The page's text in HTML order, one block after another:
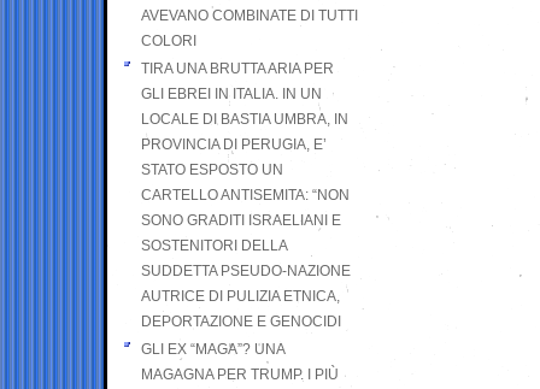
AVEVANO COMBINATE DI TUTTI
COLORI
TIRA UNA BRUTTA ARIA PER
GLI EBREI IN ITALIA. IN UN
LOCALE DI BASTIA UMBRA, IN
PROVINCIA DI PERUGIA, E’
STATO ESPOSTO UN
CARTELLO ANTISEMITA: “NON
SONO GRADITI ISRAELIANI E
SOSTENITORI DELLA
SUDDETTA PSEUDO-NAZIONE
AUTRICE DI PULIZIA ETNICA,
DEPORTAZIONE E GENOCIDI
GLI EX “MAGA”? UNA
MAGAGNA PER TRUMP. I PIÙ